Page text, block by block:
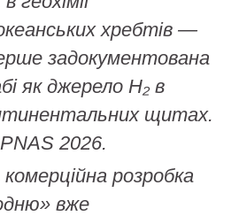
хребтів —
задокументована
як джерело H₂ в
щитах.
2026.
розробка
вже